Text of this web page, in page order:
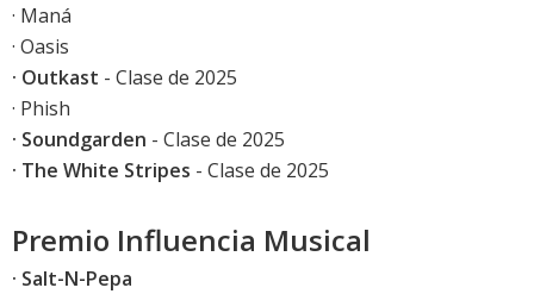
· Maná
· Oasis
· Outkast - Clase de 2025
· Phish
· Soundgarden - Clase de 2025
· The White Stripes - Clase de 2025
Premio Influencia Musical
· Salt-N-Pepa